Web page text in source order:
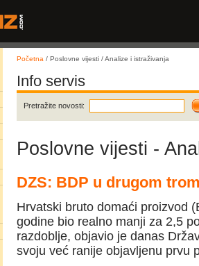
Početna / Poslovne vijesti / Analize i istraživanja
Info servis
Pretražite novosti:
Poslovne vijesti -
DZS: BDP u drugom
Hrvatski bruto domaći proizvod
godine bio realno manji za 2,5
razdoblje, objavio je danas
svoju već ranije objavljenu prvu